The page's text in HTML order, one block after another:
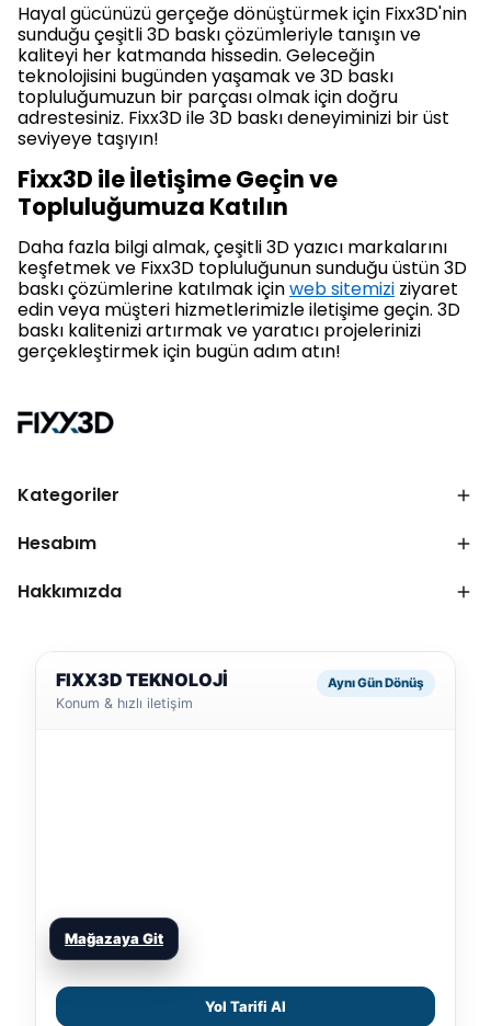
Hayal gücünüzü gerçeğe dönüştürmek için Fixx3D'nin
sunduğu çeşitli 3D baskı çözümleriyle tanışın ve
kaliteyi her katmanda hissedin. Geleceğin
teknolojisini bugünden yaşamak ve 3D baskı
topluluğumuzun bir parçası olmak için doğru
adrestesiniz. Fixx3D ile 3D baskı deneyiminizi bir üst
seviyeye taşıyın!
Fixx3D ile İletişime Geçin ve
Topluluğumuza Katılın
Daha fazla bilgi almak, çeşitli 3D yazıcı markalarını
keşfetmek ve Fixx3D topluluğunun sunduğu üstün 3D
baskı çözümlerine katılmak içinweb sitemizi ziyaret
edin veya müşteri hizmetlerimizle iletişime geçin. 3D
baskı kalitenizi artırmak ve yaratıcı projelerinizi
gerçekleştirmek için bugün adım atın!
Kategoriler
Hesabım
Hakkımızda
FIXX3D TEKNOLOJİ
Konum & hızlı iletişim
Aynı Gün Dönüş
Mağazaya Git
Yol Tarifi Al